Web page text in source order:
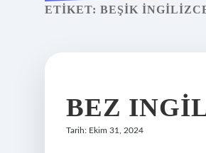
ETIKET: BEŞIK
BEZ
Tarih: Ekim 31, 2024